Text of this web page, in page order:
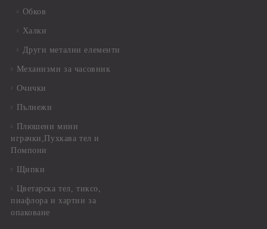
Обков
Халки
Други метални елементи
Механизми за часовник
Очички
Пълнежи
Плюшени мини
играчки,Пухкава тел и
Помпони
Щипки
Цветарска тел, тиксо,
пиафлора и хартии за
опаковане